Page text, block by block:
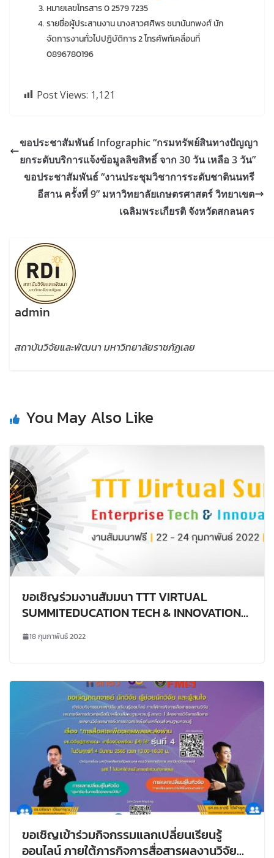
หมายเลขโทรสาร 0 2579 7235
รายชื่อผู้ประสานงาน นางสาวศศิพร ชนานันทพงศ์ นัก
จัดการงานทั่วไปปฏิบัติการ 2 โทรศัพท์เคลื่อนที่
0896780196
Post Views: 1,121
ขอประชาสัมพันธ์ Infographic “กรมทรัพย์สินทางปัญญา
ยกระดับบริการแจ้งข้อมูลลิขสิทธิ์ จาก 30 วัน เหลือ 3 วัน”
ขอประชาสัมพันธ์ “งานประชุมวิชาการระดับชาตินนทรี
อีสาน ครั้งที่ 9” มหาวิทยาลัยเกษตรศาสตร์ วิทยาเขต
เฉลิมพระเกียรติ จังหวัดสกลนคร
admin
สถาบันวิจัยและพัฒนา มหาวิทยาลัยราชภัฏเลย
You May Also Like
ขอเชิญร่วมงานสัมมนา TTT VIRTUAL
SUMMITEDUCATION TECH & INNOVATION
18 กุมภาพันธ์ 2022
ขอเชิญเข้าร่วมกิจกรรมแลกเปลี่ยนเรียนรู้
ออนไลน์ ภายใต้ภารกิจการสื่อสารผลงานวิจัย